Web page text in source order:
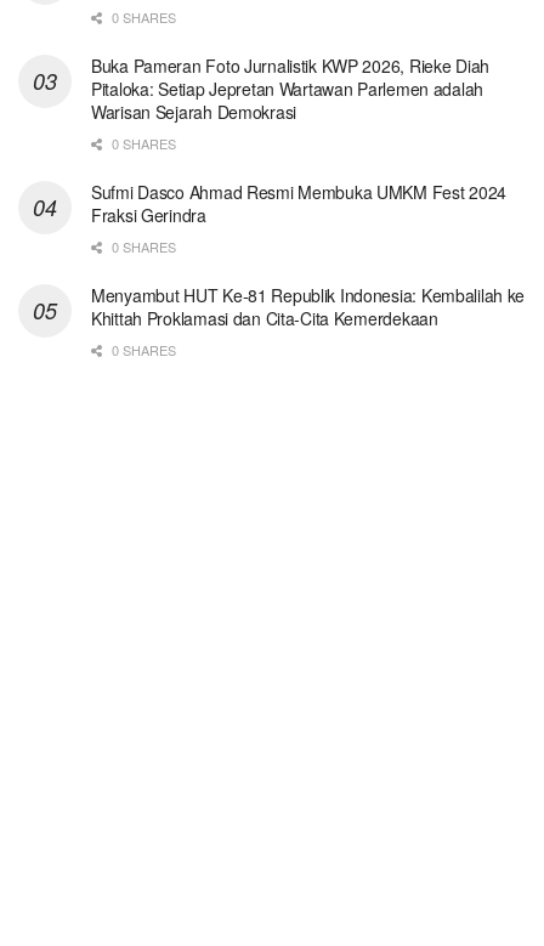
0 SHARES
Buka Pameran Foto Jurnalistik KWP 2026, Rieke Diah
Pitaloka: Setiap Jepretan Wartawan Parlemen adalah
Warisan Sejarah Demokrasi
0 SHARES
Sufmi Dasco Ahmad Resmi Membuka UMKM Fest 2024
Fraksi Gerindra
0 SHARES
Menyambut HUT Ke-81 Republik Indonesia: Kembalilah ke
Khittah Proklamasi dan Cita-Cita Kemerdekaan
0 SHARES